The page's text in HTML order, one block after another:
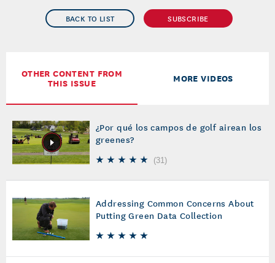
BACK TO LIST SUBSCRIBE
OTHER CONTENT FROM
THIS ISSUE MORE VIDEOS
¿Por qué los campos de golf airean los
greenes?
(31)
Addressing Common Concerns About
Putting Green Data Collection